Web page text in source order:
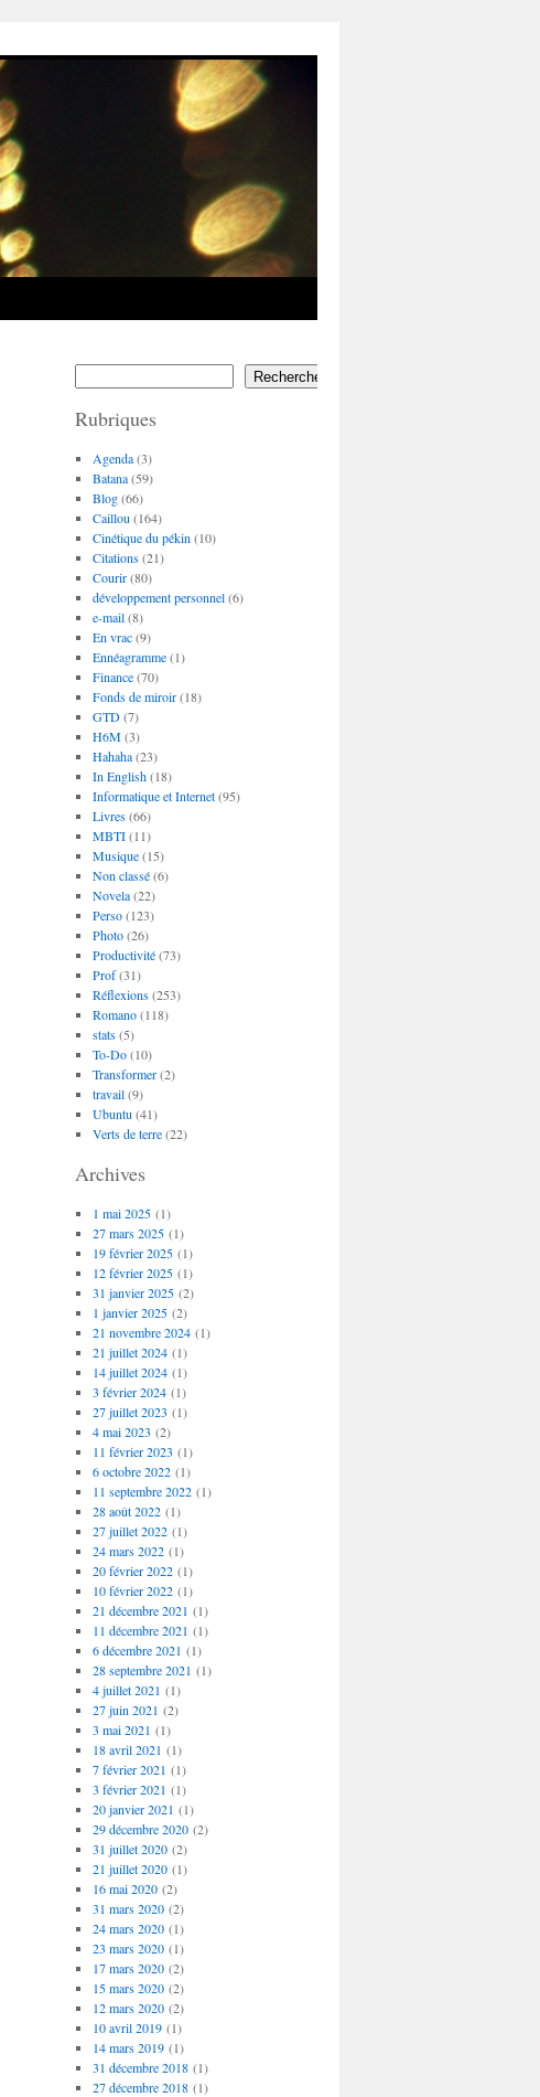
Rechercher
Rubriques
Agenda(3)
Batana(59)
Blog(66)
Caillou (164)
Cinétique du pékin (10)
Citations(21)
Courir(80)
développement personnel(6)
e-mail(8)
En vrac(9)
Ennéagramme(1)
Finance(70)
Fonds de miroir(18)
GTD(7)
H6M(3)
Hahaha(23)
In English(18)
Informatique et Internet(95)
Livres(66)
MBTI(11)
Musique(15)
Non classé(6)
Novela(22)
Perso(123)
Photo(26)
Productivité(73)
Prof(31)
Réflexions(253)
Romano(118)
stats(5)
To-Do(10)
Transformer(2)
travail(9)
Ubuntu (41)
Verts de terre(22)
Archives
1 mai 2025(1)
27 mars 2025(1)
19 février 2025(1)
12 février 2025(1)
31 janvier 2025(2)
1 janvier 2025(2)
21 novembre 2024(1)
21 juillet 2024(1)
14 juillet 2024(1)
3 février 2024(1)
27 juillet 2023 (1)
4 mai 2023 (2)
11 février 2023 (1)
6 octobre 2022(1)
11 septembre 2022(1)
28 août 2022(1)
27 juillet 2022(1)
24 mars 2022(1)
20 février 2022(1)
10 février 2022(1)
21 décembre 2021 (1)
11 décembre 2021 (1)
6 décembre 2021 (1)
28 septembre 2021 (1)
4 juillet 2021 (1)
27 juin 2021 (2)
3 mai 2021 (1)
18 avril 2021 (1)
7 février 2021 (1)
3 février 2021 (1)
20 janvier 2021 (1)
29 décembre 2020(2)
31 juillet 2020(2)
21 juillet 2020(1)
16 mai 2020(2)
31 mars 2020(2)
24 mars 2020(1)
23 mars 2020(1)
17 mars 2020(2)
15 mars 2020(2)
12 mars 2020(2)
10 avril 2019(1)
14 mars 2019(1)
31 décembre 2018(1)
27 décembre 2018(1)